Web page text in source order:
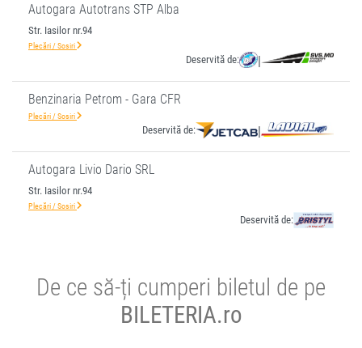
Autogara Autotrans STP Alba
Str. Iasilor nr.94
Plecări / Sosiri
Deservită de: |
Benzinaria Petrom - Gara CFR
Plecări / Sosiri
Deservită de: |
Autogara Livio Dario SRL
Str. Iasilor nr.94
Plecări / Sosiri
Deservită de:
De ce să-ți cumperi biletul de pe
BILETERIA.ro